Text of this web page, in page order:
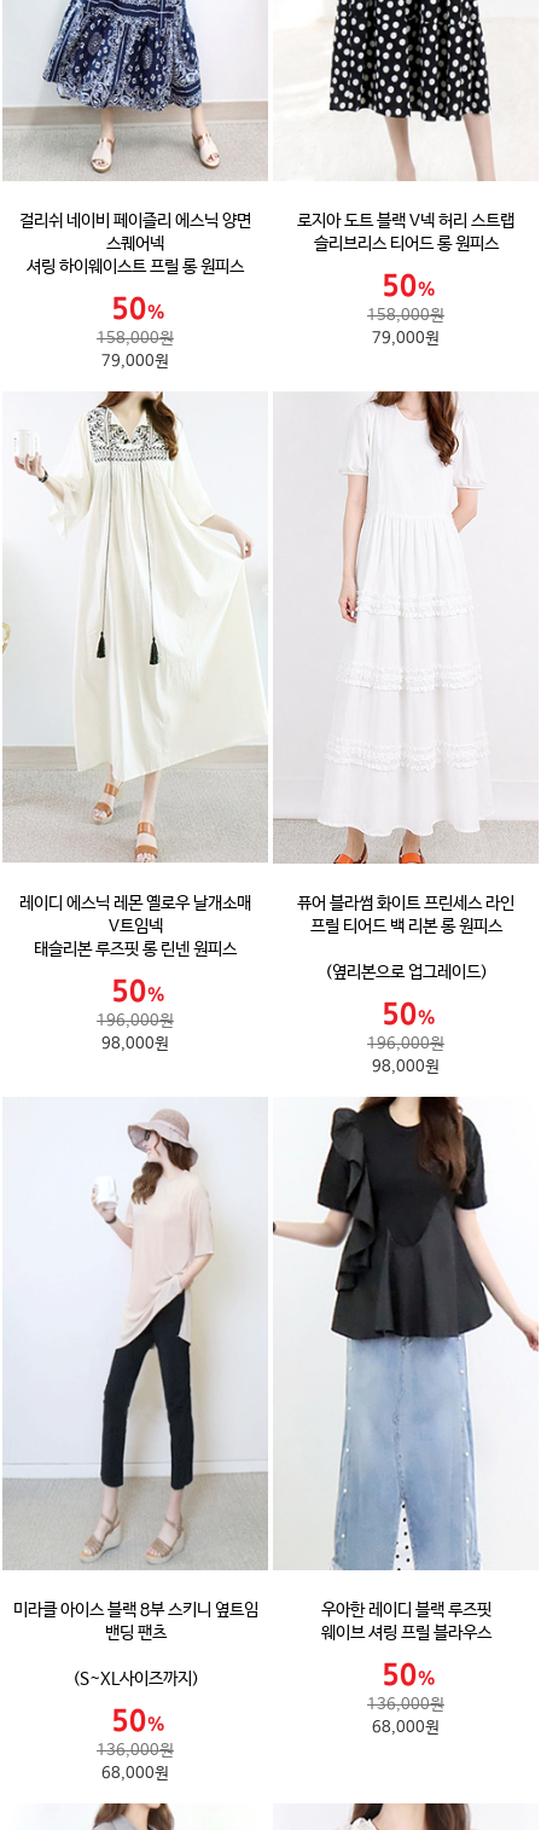
걸리쉬 네이비 페이즐리 에스닉 양면
스퀘어넥
셔링 하이웨이스트 프릴 롱 원피스
158,000원
79,000원
로지아 도트 블랙 V넥 허리 스트랩
슬리브리스 티어드 롱 원피스
158,000원
79,000원
레이디 에스닉 레몬 옐로우 날개소매
V트임넥
태슬리본 루즈핏 롱 린넨 원피스
196,000원
98,000원
퓨어 블라썸 화이트 프린세스 라인
프릴 티어드 백 리본 롱 원피스
(옆리본으로 업그레이드)
196,000원
98,000원
미라클 아이스 블랙 8부 스키니 옆트임
밴딩 팬츠
(S~XL사이즈까지)
136,000원
68,000원
우아한 레이디 블랙 루즈핏
웨이브 셔링 프릴 블라우스
136,000원
68,000원